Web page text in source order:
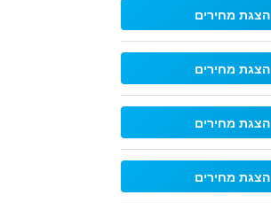
הצגת מחירים
הצגת מחירים
הצגת מחירים
הצגת מחירים